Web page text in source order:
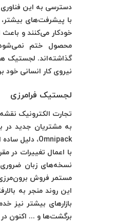
دسترسی به این
با پیشرفت‌های
خودکار می‌کنند و باعث
محصول ختم نمی‌شود
گذاشته‌اند. لجستیک
نیروی کار انسانی خود
لجستیک فرامرزی
تجارت الکترونیک
به مشتریان جدید در
Omnipack، دلیل ساده افزایش چشمگیر تجارت الکترونیک فرامرزی را چنین توضیح می‌دهد که:
با اعمال تغییرات در
نسخه‌های زبان ضروری
مستمر فروش
این روند منجر به
بازارهای بیشتر
برگشت‌ها و ... اکنون